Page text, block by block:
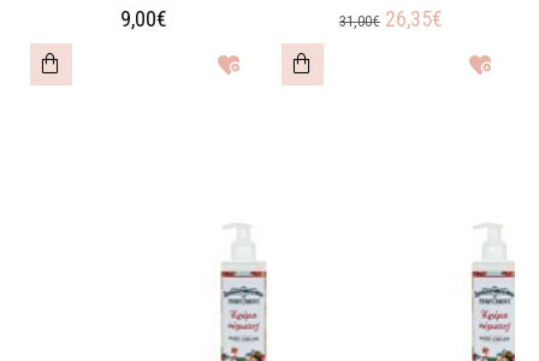
9,00€ 31,00€ 26,35€